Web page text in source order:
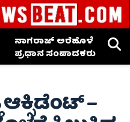
ನಾಗರಾಜ್ ಅರೆಹೊಳೆ
ಪ್ರಧಾನ ಸಂಪಾದಕರು
ಆಕ್ಸಿಡೆಂಟ್ –